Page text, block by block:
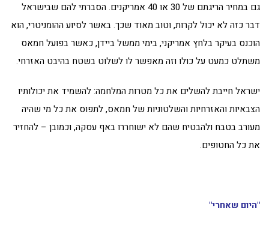
גם במחיר הריגתם של 30 או 40 אמריקנים. הסברתי להם שבישראל
דבר כזה לא יכול לקרות, וטוב מאוד שכך. באשר לסיוע ההומניטרי, הוא
הוכנס בעיקר בלחץ אמריקני, בימי ממשל ביידן, כאשר בפועל חמאס
משתלט כמעט על כולו וזה מאפשר לו לשלוט בשטח בהיבט האזרחי.
ישראל חייבת להשלים את כל מטרות המלחמה: להשמיד את יכולותיו
הצבאיות והאזרחיות והשלטוניות של חמאס, לתפוס את כל מי שהיה
מעורב בטבח ולהבטיח שהם לא ישוחררו באף עסקה, וכמובן – להחזיר
את כל החטופים.
"היום שאחרי"